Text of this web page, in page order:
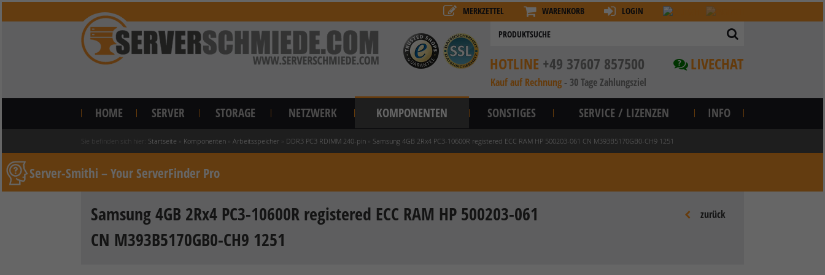
MERKZETTEL WARENKORB LOGIN
? LIVECHAT
HOTLINE +49 37607 857500
Kauf auf Rechnung - 30 Tage Zahlungsziel
HOME SERVER STORAGE NETZWERK KOMPONENTEN SONSTIGES SERVICE / LIZENZEN INFO
Sie befinden sich hier: Startseite Komponenten Arbeitsspeicher DDR3 PC3 RDIMM 240-pin Samsung 4GB 2Rx4 PC3-10600R registered ECC RAM HP 500203-061 CN M393B5170GB0-CH9 1251
Server-Smithi – Your ServerFinder Pro
zurück
Samsung 4GB 2Rx4 PC3-10600R registered ECC RAM HP 500203-061
CN M393B5170GB0-CH9 1251